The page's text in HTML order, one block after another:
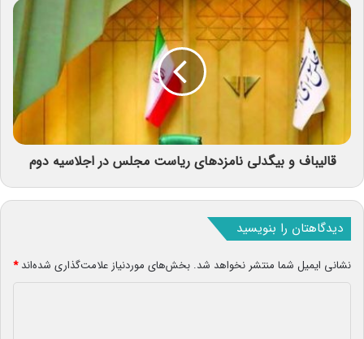
قالیباف و بیگدلی نامزدهای ریاست مجلس در اجلاسیه دوم
دیدگاهتان را بنویسید
نشانی ایمیل شما منتشر نخواهد شد. بخش‌های موردنیاز علامت‌گذاری شده‌اند*